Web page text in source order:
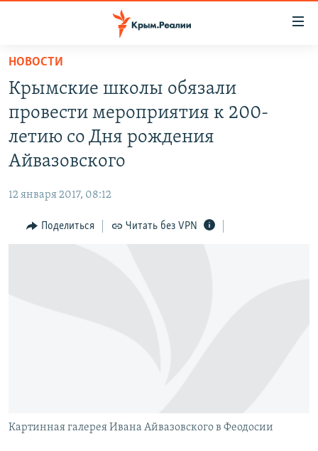
Вернуться
основному
содержанию
Вернутся
главной
Вернутся
поиску
СПЕЦПРОЕКТЫ
КАРТА ВОЕННЫХ ОБЪЕКТОВ КРЫМА
ВОДА
ИСТОРИЯ
ИНТЕРАКТИВ
ИНФОГРАФИКА
РАДІО СВОБОДА
КАК ОБОЙТИ БЛОКИРОВКУ
Все сайты RFE/RL
НОВОСТИ
Крымские школы обязали
провести мероприятия к 200-
летию со Дня рождения
Айвазовского
12 января 2017, 08:12
Поделиться Читать без VPN
Картинная галерея Ивана Айвазовского в Феодосии